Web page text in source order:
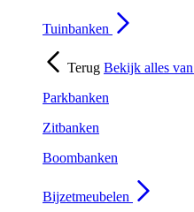
Tuinbanken
Terug Bekijk alles van
Parkbanken
Zitbanken
Boombanken
Bijzetmeubelen